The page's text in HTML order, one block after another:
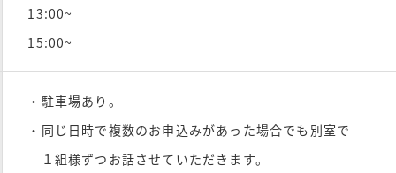
13:00~
15:00~
・駐車場あり。
・同じ日時で複数のお申込みがあった場合でも別室で
１組様ずつお話させていただきます。